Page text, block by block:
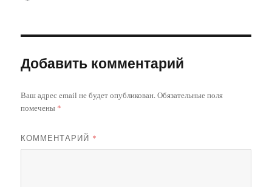
Добавить комментарий
Ваш адрес email не будет опубликован.Обязательные поля
помечены *
КОММЕНТАРИЙ *